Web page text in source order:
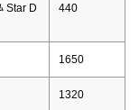
Star D
440
1650
1320